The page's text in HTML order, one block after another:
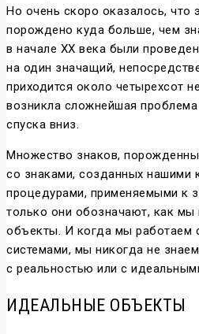
Но очень скоро оказалось, что
порождено куда больше, чем
в начале XX века были
на один значащий,
приходится около четырехсот
возникла сложнейшая
спуска вниз.
Множество знаков,
со знаками, созданных нашими
процедурами, применяемыми к
только они обозначают, как мы
объекты. И когда мы работаем
системами, мы никогда не
с реальностью или с
ИДЕАЛЬНЫЕ ОБЪЕКТЫ